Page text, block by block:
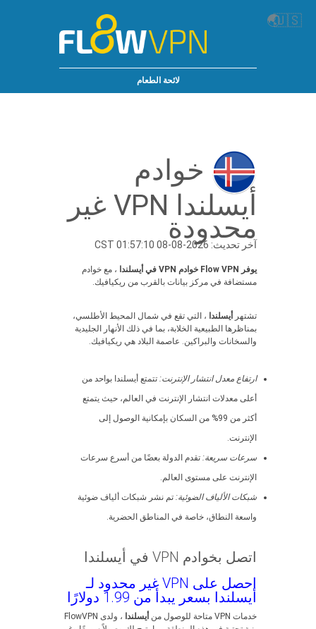
🌏🇺🇸
لائحة الطعام
خوادم
أيسلندا VPN غير
محدودة
آخر تحديث: 2026-08-08 01:57:10 CST
يوفر Flow VPN خوادم VPN في أيسلندا
، مع خوادم
مستضافة في مركز بيانات بالقرب من ريكيافيك.
تشتهر أيسلندا ، التي تقع في شمال المحيط الأطلسي،
بمناظرها الطبيعية الخلابة، بما في ذلك الأنهار الجليدية
والسخانات والبراكين. عاصمة البلاد هي ريكيافيك.
ارتفاع معدل انتشار الإنترنت: تتمتع أيسلندا بواحد من
أعلى معدلات انتشار الإنترنت في العالم، حيث يتمتع
أكثر من 99% من السكان بإمكانية الوصول إلى
الإنترنت.
سرعات سريعة: تقدم الدولة بعضًا من أسرع سرعات
الإنترنت على مستوى العالم.
شبكات الألياف الضوئية: تم نشر شبكات ألياف ضوئية
واسعة النطاق، خاصة في المناطق الحضرية.
اتصل بخوادم VPN في أيسلندا
احصل على VPN غير محدود لـ
أيسلندا بسعر يبدأ من 1.99 دولارًا
خدمات VPN متاحة للوصول من أيسلندا
، ولدى FlowVPN